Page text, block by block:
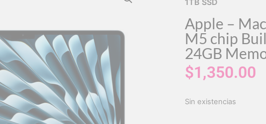
1TB SSD
Apple –
M5 chip
24GB
$1,350.00
Sin existencias